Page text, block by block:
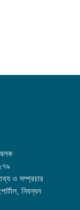
ও সম্প্রচার
নিবন্ধন